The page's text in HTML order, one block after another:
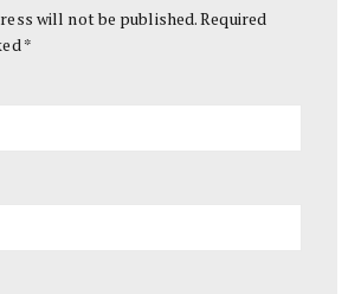
will not be published.Required
*